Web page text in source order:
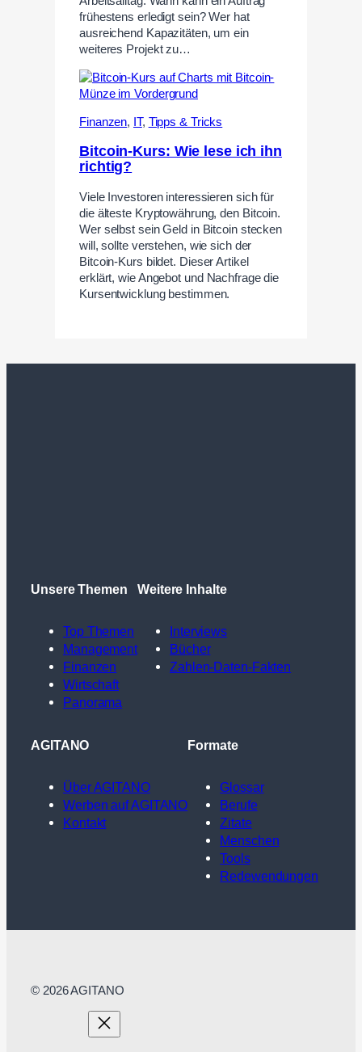
frühestens erledigt sein? Wer hat
ausreichend Kapazitäten, um ein
weiteres Projekt zu…
Finanzen, IT, Tipps & Tricks
Bitcoin-Kurs: Wie lese ich ihn
richtig?
Viele Investoren interessieren sich für
die älteste Kryptowährung, den Bitcoin.
Wer selbst sein Geld in Bitcoin stecken
will, sollte verstehen, wie sich der
Bitcoin-Kurs bildet. Dieser Artikel
erklärt, wie Angebot und Nachfrage die
Kursentwicklung bestimmen.
Unsere Themen
Top Themen
Management
Finanzen
Wirtschaft
Panorama
Weitere Inhalte
Interviews
Bücher
Zahlen-Daten-Fakten
AGITANO
Über AGITANO
Werben auf AGITANO
Kontakt
Formate
Glossar
Berufe
Zitate
Menschen
Tools
Redewendungen
© 2026 AGITANO